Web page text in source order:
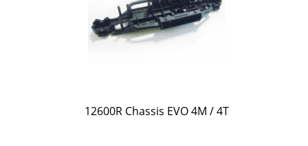
12600R Chassis EVO 4M / 4T